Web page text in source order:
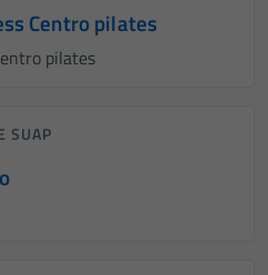
Centro pilates
pilates
SUAP